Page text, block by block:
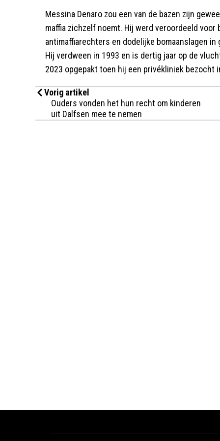
Messina Denaro zou een van de bazen zijn
maffia zichzelf noemt. Hij werd veroordeeld
antimaffiarechters en dodelijke bomaanslagen
Hij verdween in 1993 en is dertig jaar op de
2023 opgepakt toen hij een privékliniek bezocht
Vorig artikel
Ouders vonden het hun recht om kinderen
uit Dalfsen mee te nemen